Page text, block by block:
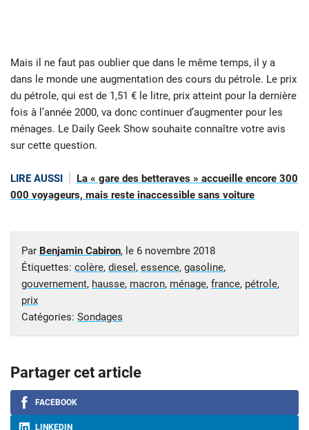
Mais il ne faut pas oublier que dans le même temps, il y a
dans le monde une augmentation des cours du pétrole. Le prix
du pétrole, qui est de 1,51 € le litre, prix atteint pour la dernière
fois à l’année 2000, va donc continuer d’augmenter pour les
ménages. Le Daily Geek Show souhaite connaître votre avis
sur cette question.
LIRE AUSSI
La « gare des betteraves » accueille encore 300
000 voyageurs, mais reste inaccessible sans voiture
Par Benjamin Cabiron, le 6 novembre 2018
Étiquettes: colère, diesel , essence, gasoline,
gouvernement, hausse, macron, ménage, france, pétrole,
prix
Catégories: Sondages
Partager cet article
FACEBOOK
LINKEDIN